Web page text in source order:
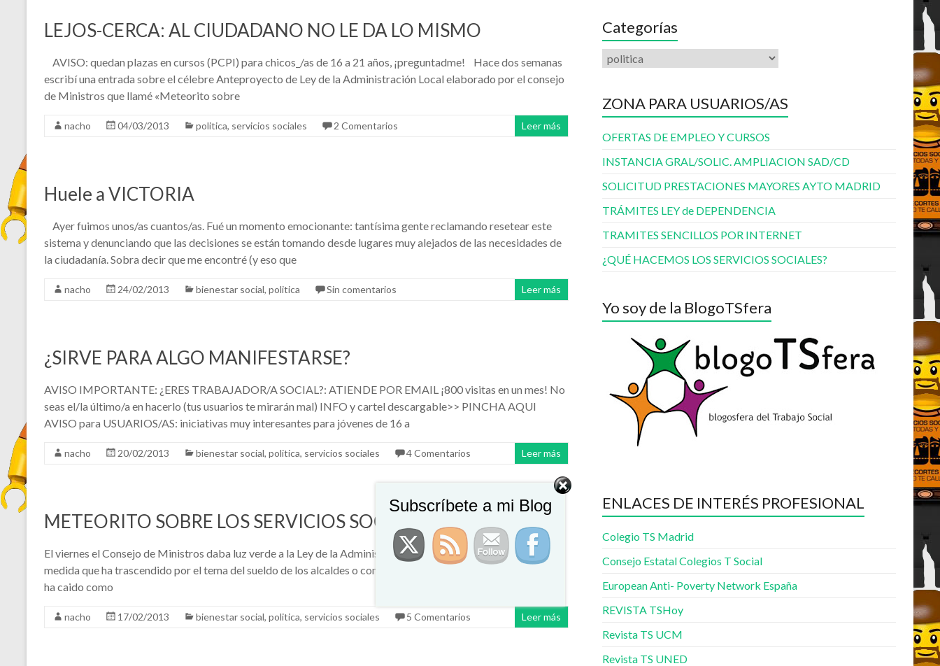
LEJOS-CERCA: AL CIUDADANO NO LE DA LO MISMO
AVISO: quedan plazas en cursos (PCPI) para chicos_/as de 16 a 21 años, ¡preguntadme! Hace dos semanas
escribí una entrada sobre el célebre Anteproyecto de Ley de la Administración Local elaborado por el consejo
de Ministros que llamé «Meteorito sobre
nacho 04/03/2013 politica, servicios sociales 2 Comentarios Leer más
Huele a VICTORIA
Ayer fuimos unos/as cuantos/as. Fué un momento emocionante: tantísima gente reclamando resetear este
sistema y denunciando que las decisiones se están tomando desde lugares muy alejados de las necesidades de
la ciudadanía. Sobra decir que me encontré (y eso que
nacho 24/02/2013 bienestar social, politica Sin comentarios Leer más
¿SIRVE PARA ALGO MANIFESTARSE?
AVISO IMPORTANTE: ¿ERES TRABAJADOR/A SOCIAL?: ATIENDE POR EMAIL ¡800 visitas en un mes! No
seas el/la último/a en hacerlo (tus usuarios te mirarán mal) INFO y cartel descargable>> PINCHA AQUI
AVISO para USUARIOS/AS: iniciativas muy interesantes para jóvenes de 16 a
nacho 20/02/2013 bienestar social, politica, servicios sociales 4 Comentarios Leer más
METEORITO SOBRE LOS SERVICIOS SOCIALES
El viernes el Consejo de Ministros daba luz verde a la Ley de la Administración Local. (VER NOTICIA) Una
medida que ha trascendido por el tema del sueldo de los alcaldes o concejales… pero que en Servicios Sociales
ha caido como
nacho 17/02/2013 bienestar social, politica, servicios sociales 5 Comentarios Leer más
Categorías
ZONA PARA USUARIOS/AS
OFERTAS DE EMPLEO Y CURSOS
INSTANCIA GRAL/SOLIC. AMPLIACION SAD/CD
SOLICITUD PRESTACIONES MAYORES AYTO MADRID
TRÁMITES LEY de DEPENDENCIA
TRAMITES SENCILLOS POR INTERNET
¿QUÉ HACEMOS LOS SERVICIOS SOCIALES?
Yo soy de la BlogoTSfera
ENLACES DE INTERÉS PROFESIONAL
Colegio TS Madrid
Consejo Estatal Colegios T Social
European Anti- Poverty Network España
REVISTA TSHoy
Revista TS UCM
Revista TS UNED
Subscríbete a mi Blog